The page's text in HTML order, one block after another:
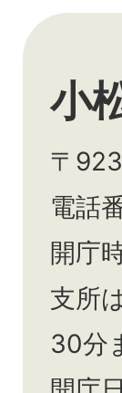
小
〒
電話
開庁
支所
30分